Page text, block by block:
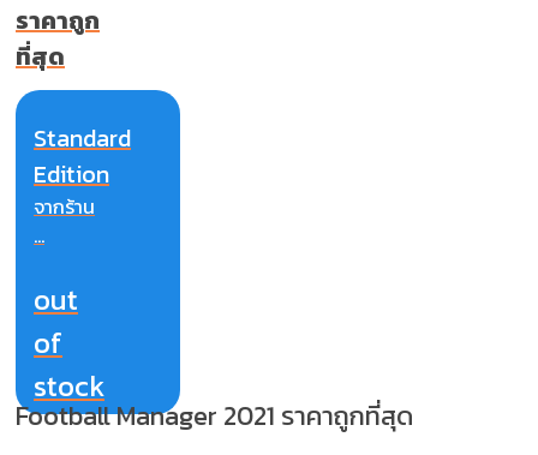
ราคาถูก
ที่สุด
Standard
Edition
จากร้าน
...
out
of
stock
Football Manager 2021 ราคาถูกที่สุด